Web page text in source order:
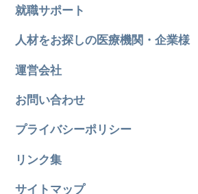
就職サポート
人材をお探しの医療機関・企業様
運営会社
お問い合わせ
プライバシーポリシー
リンク集
サイトマップ